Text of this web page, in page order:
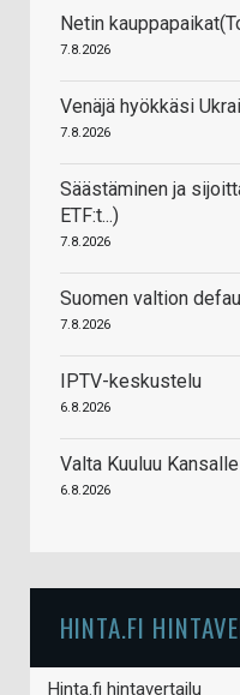
Netin
7.8.2026
Venäjä hyökkäsi
7.8.2026
Säästäminen ja
ETF:t...)
7.8.2026
Suomen valtion
7.8.2026
IPTV-keskustelu
6.8.2026
Valta Kuuluu
6.8.2026
HINTA.FI
Hinta.fi hintavertailu